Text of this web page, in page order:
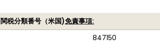
関税分類番号（米国)免責事項:
847150